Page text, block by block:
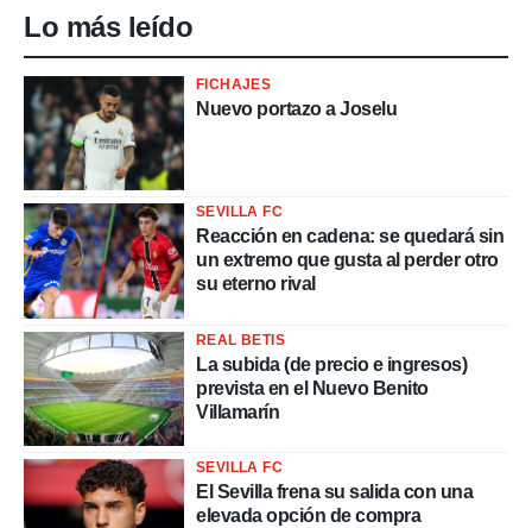
Lo más leído
FICHAJES
Nuevo portazo a Joselu
SEVILLA FC
Reacción en cadena: se quedará sin
un extremo que gusta al perder otro
su eterno rival
REAL BETIS
La subida (de precio e ingresos)
prevista en el Nuevo Benito
Villamarín
SEVILLA FC
El Sevilla frena su salida con una
elevada opción de compra